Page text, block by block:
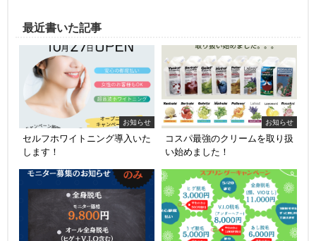
最近書いた記事
お知らせ
セルフホワイトニング導入いた
します！
お知らせ
コスパ最強のクリームを取り扱
い始めました！